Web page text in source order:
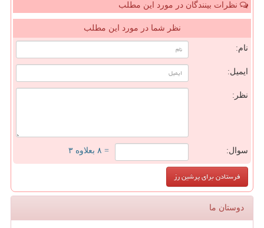
نظرات بینندگان در مورد این مطلب
نظر شما در مورد این مطلب
نام:
ایمیل:
نظر:
سوال: = ۸ بعلاوه ۳
دوستان ما